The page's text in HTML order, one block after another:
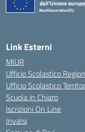
Link Esterni
MIUR
Ufficio Scolastico
Ufficio Scolastico
Scuola in Chiaro
Iscrizioni On Line
Invalsi